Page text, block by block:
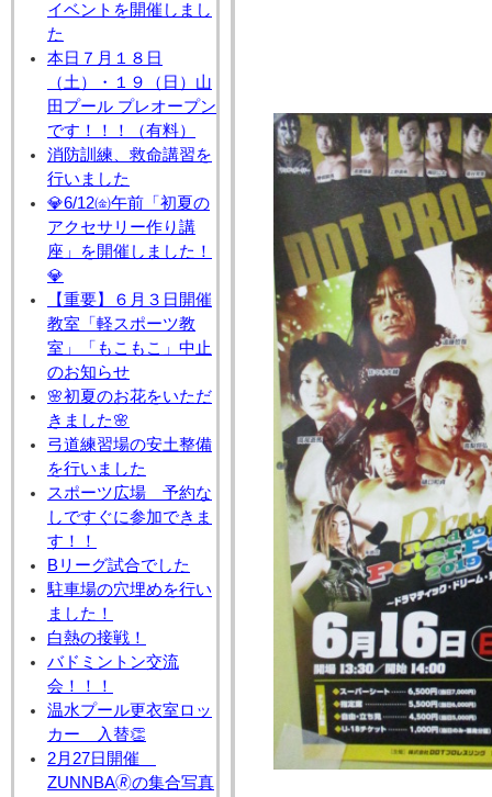
イベントを開催しまし
た
本日７月１８日
（土）・１９（日）山
田プール プレオープン
です！！！（有料）
消防訓練、救命講習を
行いました
💎6/12㈮午前「初夏の
アクセサリー作り講
座」を開催しました！
💎
【重要】６月３日開催
教室「軽スポーツ教
室」「もこもこ」中止
のお知らせ
🌸初夏のお花をいただ
きました🌸
弓道練習場の安土整備
を行いました
スポーツ広場 予約な
しですぐに参加できま
す！！
Bリーグ試合でした
駐車場の穴埋めを行い
ました！
白熱の接戦！
バドミントン交流
会！！！
温水プール更衣室ロッ
カー 入替👏
2月27日開催
ZUNNBA🄬の集合写真